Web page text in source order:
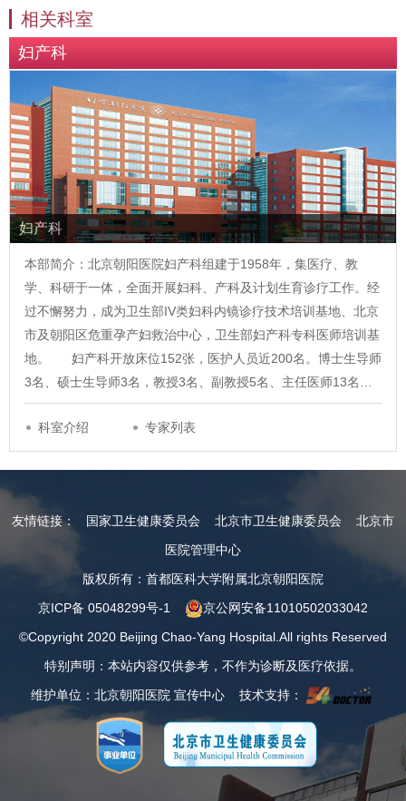
相关科室
妇产科
妇产科
本部简介：北京朝阳医院妇产科组建于1958年，集医疗、教
学、科研于一体，全面开展妇科、产科及计划生育诊疗工作。经
过不懈努力，成为卫生部IV类妇科内镜诊疗技术培训基地、北京
市及朝阳区危重孕产妇救治中心，卫生部妇产科专科医师培训基
地。 妇产科开放床位152张，医护人员近200名。博士生导师
3名、硕士生导师3名，教授3名、副教授5名、主任医师13名…
科室介绍 专家列表
友情链接： 国家卫生健康委员会 北京市卫生健康委员会
北京市
医院管理中心
版权所有：首都医科大学附属北京朝阳医院
京ICP备 05048299号-1
京公网安备11010502033042
©Copyright 2020 Beijing Chao-Yang Hospital.All rights Reserved
特别声明：本站内容仅供参考，不作为诊断及医疗依据。
维护单位：北京朝阳医院 宣传中心 技术支持：